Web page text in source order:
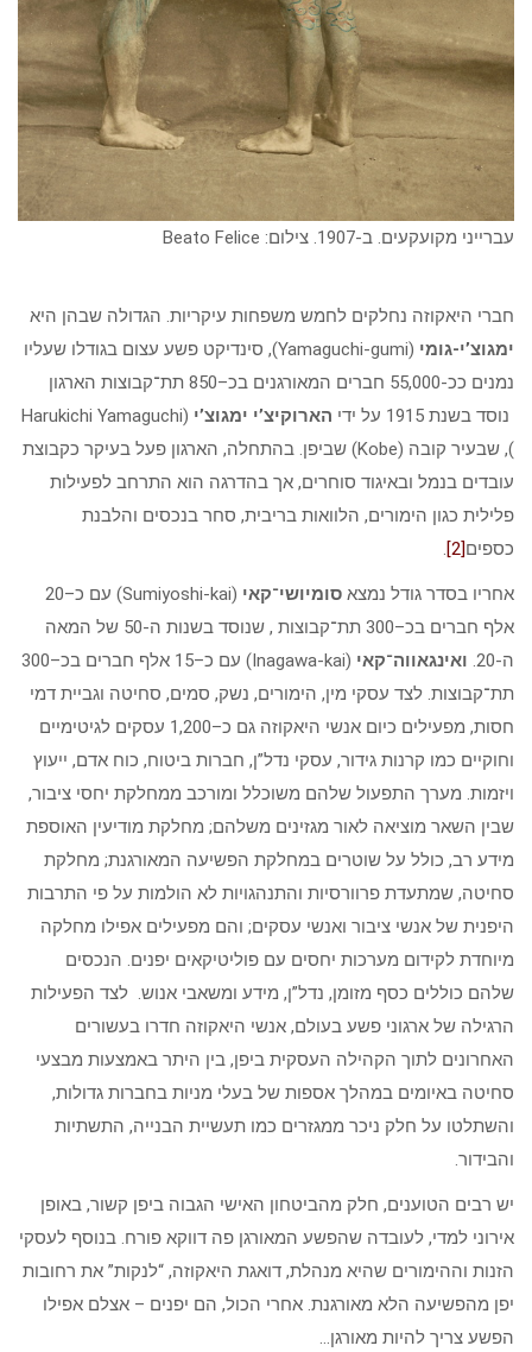
עברייני מקועקעים. ב-1907. צילום: Beato Felice
חברי היאקוזה נחלקים לחמש משפחות עיקריות. הגדולה שבהן היא
ימגוצ’י-גומי
(Yamaguchi-gumi), סינדיקט פשע עצום בגודלו שעליו
נמנים ככ-55,000 חברים המאורגנים בכ–850 תת־קבוצות הארגון
נוסד בשנת 1915 על ידי
הארוקיצ’י ימגוצ’י
(Harukichi Yamaguchi
), שבעיר קובה (Kobe) שביפן. בהתחלה, הארגון פעל בעיקר כקבוצת
עובדים בנמל ובאיגוד סוחרים, אך בהדרגה הוא התרחב לפעילות
פלילית כגון הימורים, הלוואות בריבית, סחר בנכסים והלבנת
כספים[2]
.
אחריו בסדר גודל נמצא סומיושי־קאי
(Sumiyoshi-kai) עם כ–20
אלף חברים בכ–300 תת־קבוצות , שנוסד בשנות ה-50 של המאה
ה-20.
ואינגאווה־קאי
(Inagawa-kai) עם כ–15 אלף חברים בכ–300
תת־קבוצות. לצד עסקי מין, הימורים, נשק, סמים, סחיטה וגביית דמי
חסות, מפעילים כיום אנשי היאקוזה גם כ–1,200 עסקים לגיטימיים
וחוקיים כמו קרנות גידור, עסקי נדל”ן, חברות ביטוח, כוח אדם, ייעוץ
ויזמות. מערך התפעול שלהם משוכלל ומורכב ממחלקת יחסי ציבור,
שבין השאר מוציאה לאור מגזינים משלהם; מחלקת מודיעין האוספת
מידע רב, כולל על שוטרים במחלקת הפשיעה המאורגנת; מחלקת
סחיטה, שמתעדת פרוורסיות והתנהגויות לא הולמות על פי התרבות
היפנית של אנשי ציבור ואנשי עסקים; והם מפעילים אפילו מחלקה
מיוחדת לקידום מערכות יחסים עם פוליטיקאים יפנים. הנכסים
שלהם כוללים כסף מזומן, נדל”ן, מידע ומשאבי אנוש. לצד הפעילות
הרגילה של ארגוני פשע בעולם, אנשי היאקוזה חדרו בעשורים
האחרונים לתוך הקהילה העסקית ביפן, בין היתר באמצעות מבצעי
סחיטה באיומים במהלך אספות של בעלי מניות בחברות גדולות,
והשתלטו על חלק ניכר ממגזרים כמו תעשיית הבנייה, התשתיות
והבידור.
יש רבים הטוענים, חלק מהביטחון האישי הגבוה ביפן קשור, באופן
אירוני למדי, לעובדה שהפשע המאורגן פה דווקא פורח. בנוסף לעסקי
הזנות וההימורים שהיא מנהלת, דואגת היאקוזה, “לנקות” את רחובות
יפן מהפשיעה הלא מאורגנת. אחרי הכול, הם יפנים – אצלם אפילו
הפשע צריך להיות מאורגן…